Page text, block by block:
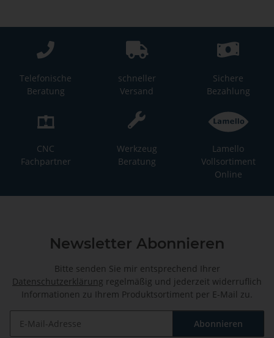
Telefonische
Beratung
schneller
Versand
Sichere
Bezahlung
CNC
Fachpartner
Werkzeug
Beratung
Lamello
Vollsortiment
Online
Newsletter Abonnieren
Bitte senden Sie mir entsprechend Ihrer
Datenschutzerklärung regelmäßig und jederzeit widerruflich
Informationen zu Ihrem Produktsortiment per E-Mail zu.
Abonnieren